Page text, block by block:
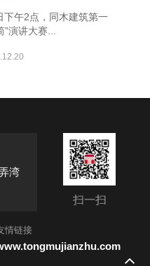
下午2点，同木建筑第一
”演讲大赛...
湾
扫一扫
情链接